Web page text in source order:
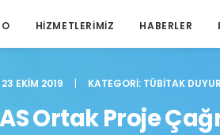
HIZMETLERIMIZ HABERLER
23 EKIM 2019 | KATEGORI: TÜBITAK
Ortak Proje